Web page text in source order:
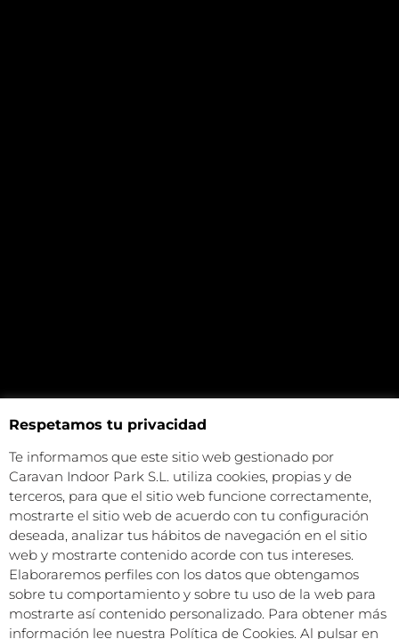
Respetamos tu privacidad
Te informamos que este sitio web gestionado por
Caravan Indoor Park S.L. utiliza cookies, propias y de
terceros, para que el sitio web funcione correctamente,
mostrarte el sitio web de acuerdo con tu configuración
deseada, analizar tus hábitos de navegación en el sitio
web y mostrarte contenido acorde con tus intereses.
Elaboraremos perfiles con los datos que obtengamos
sobre tu comportamiento y sobre tu uso de la web para
mostrarte así contenido personalizado. Para obtener más
información lee nuestra Política de Cookies. Al pulsar en